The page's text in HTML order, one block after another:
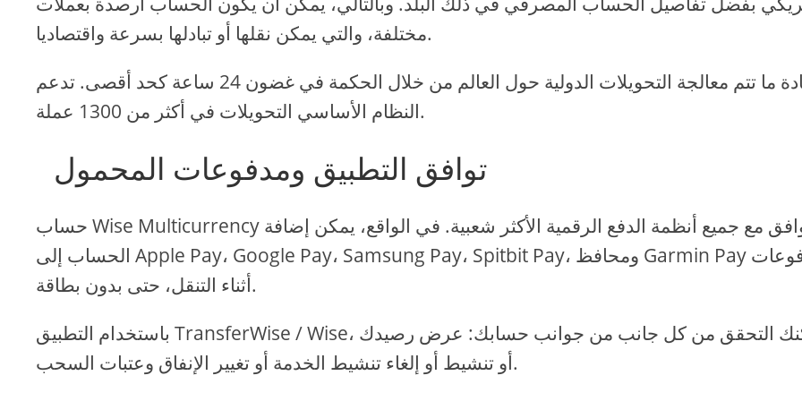
مختلفة، والتي يمكن نقلها أو تبادلها بسرعة واقتصاديا.
عادة ما تتم معالجة التحويلات الدولية حول العالم من خلال الحكمة في غضون 24 ساعة كحد أقصى. تدعم
النظام الأساسي التحويلات في أكثر من 1300 عملة.
توافق التطبيق ومدفوعات المحمول
حساب Wise Multicurrency متوافق مع جميع أنظمة الدفع الرقمية الأكثر شعبية. في الواقع، يمكن إضافة
الحساب إلى Apple Pay، Google Pay، Samsung Pay، Spitbit Pay، ومحافظ Garmin Pay المدفوعات
أثناء التنقل، حتى بدون بطاقة.
باستخدام التطبيق TransferWise / Wise، يمكنك التحقق من كل جانب من جوانب حسابك: عرض رصيدك
أو تنشيط أو إلغاء تنشيط الخدمة أو تغيير الإنفاق وعتبات السحب.